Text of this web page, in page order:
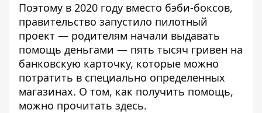
Поэтому в 2020 году вместо бэби-боксов,
правительство запустило пилотный
проект — родителям начали выдавать
помощь деньгами — пять тысяч гривен на
банковскую карточку, которые можно
потратить в специально определенных
магазинах. О том, как получить помощь,
можно прочитать здесь.